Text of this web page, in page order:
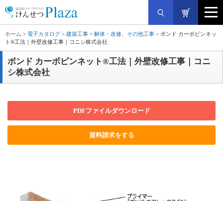
ホーム > 電子カタログ > 建築工事 > 解体・改修、その他工事 > ボンド カーボピンネッ
ト®工法｜外壁改修工事｜コニシ株式会社
ボンド カーボピンネット®工法｜外壁改修工事｜コニ
シ株式会社
PDFファイルダウンロード
資料請求をする